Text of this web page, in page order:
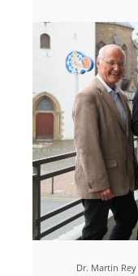
Dr. Martin Rey